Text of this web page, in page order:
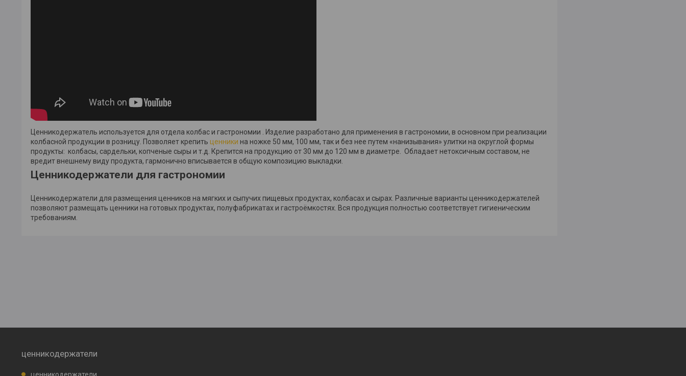
Ценникодержатель используется для отдела колбас и гастрономии . Изделие разработано для применения в гастрономии, в основном при реализации
колбасной продукции в розницу. Позволяет крепить ценники на ножке 50 мм, 100 мм, так и без нее путем «нанизывания» улитки на округлой формы
продукты: колбасы, сардельки, копченые сыры и т.д. Крепится на продукцию от 30 мм до 120 мм в диаметре. Обладает нетоксичным составом, не
вредит внешнему виду продукта, гармонично вписывается в общую композицию выкладки.
Ценникодержатели для гастрономии
Ценникодержатели для размещения ценников на мягких и сыпучих пищевых продуктах, колбасах и сырах. Различные варианты ценникодержателей
позволяют размещать ценники на готовых продуктах, полуфабрикатах и гастроёмкостях. Вся продукция полностью соответствует гигиеническим
требованиям.
ценникодержатели
ценникодержатели